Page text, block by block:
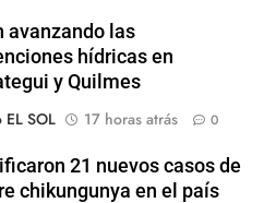
avanzando las
hídricas en
y Quilmes
SOL
17 horas atrás 0
21 nuevos casos de
chikungunya en el país